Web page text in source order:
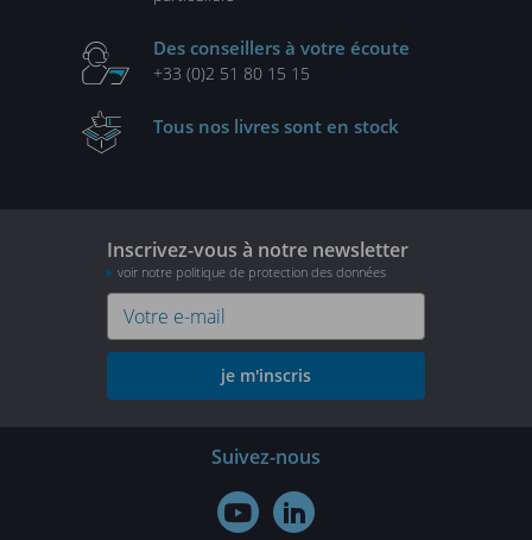
Des conseillers à votre écoute
+33 (0)2 51 80 15 15
Tous nos livres sont en stock
Inscrivez-vous à notre newsletter
voir notre politique de protection des données
je m'inscris
Suivez-nous
 